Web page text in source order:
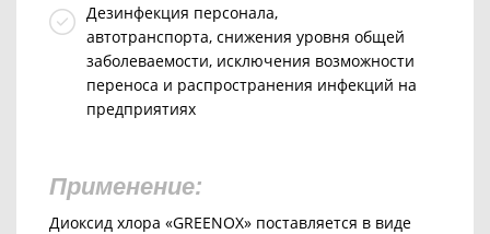
Дезинфекция персонала,
автотранспорта, снижения уровня общей
заболеваемости, исключения возможности
переноса и распространения инфекций на
предприятиях
Применение:
Диоксид хлора «GREENOX» поставляется в виде